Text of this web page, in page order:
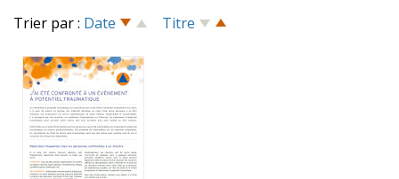
Trier par : Date Titre